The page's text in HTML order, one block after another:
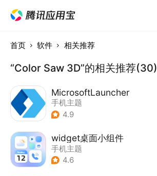
首页 软件 相关推荐
“Color Saw 3D”的相关推荐(30)
MicrosoftLauncher
手机主题
4.9
widget桌面小组件
手机主题
4.6